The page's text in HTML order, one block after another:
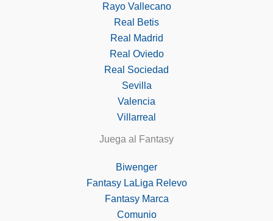
Rayo Vallecano
Real Betis
Real Madrid
Real Oviedo
Real Sociedad
Sevilla
Valencia
Villarreal
Juega al Fantasy
Biwenger
Fantasy LaLiga Relevo
Fantasy Marca
Comunio